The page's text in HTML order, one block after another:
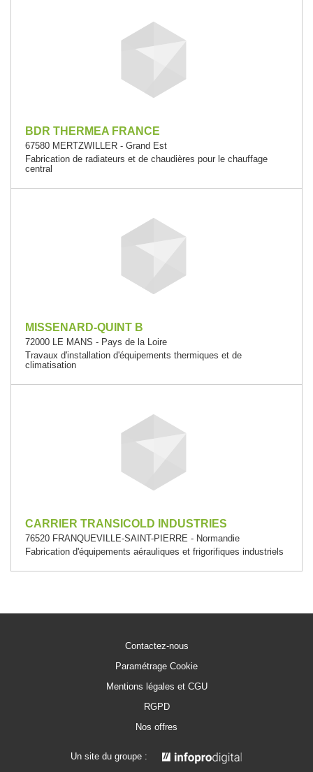
BDR THERMEA FRANCE
67580 MERTZWILLER - Grand Est
Fabrication de radiateurs et de chaudières pour le chauffage
central
MISSENARD-QUINT B
72000 LE MANS - Pays de la Loire
Travaux d'installation d'équipements thermiques et de
climatisation
CARRIER TRANSICOLD INDUSTRIES
76520 FRANQUEVILLE-SAINT-PIERRE - Normandie
Fabrication d'équipements aérauliques et frigorifiques industriels
Contactez-nous
Paramétrage Cookie
Mentions légales et CGU
RGPD
Nos offres
Un site du groupe :